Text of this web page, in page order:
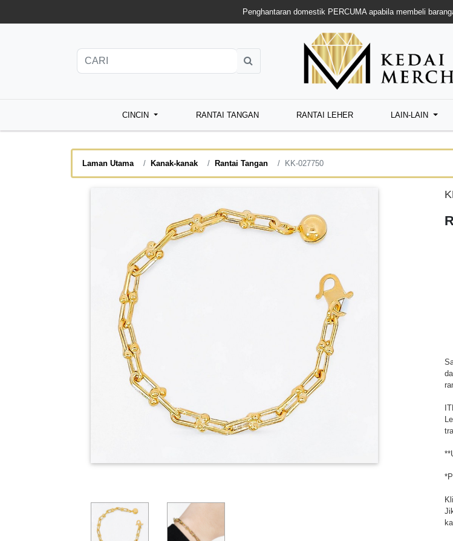
Penghantaran domestik PERCUMA apabila membeli
CINCIN RANTAI TANGAN RANTAI LEHER LAIN-LAIN
Laman Utama Kanak-kanak Rantai Tangan KK-027750